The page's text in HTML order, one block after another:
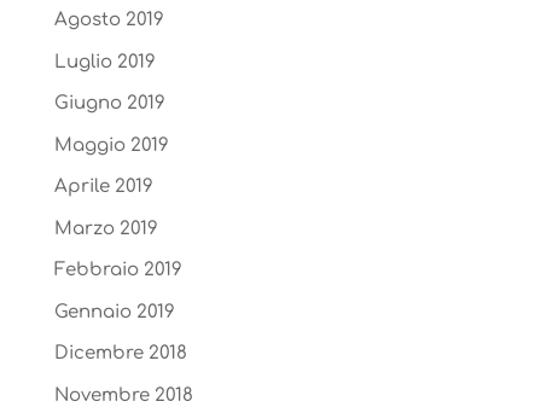
Agosto 2019
Luglio 2019
Giugno 2019
Maggio 2019
Aprile 2019
Marzo 2019
Febbraio 2019
Gennaio 2019
Dicembre 2018
Novembre 2018